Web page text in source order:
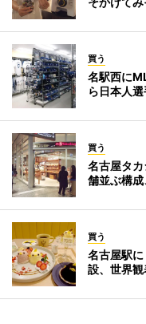
買う
名駅西に
ら日本人
買う
名古屋タ
舗並ぶ構
買う
名古屋駅
設、世界